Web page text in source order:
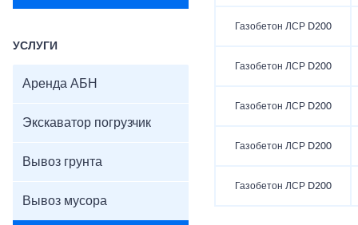
УСЛУГИ
Аренда АБН
Экскаватор погрузчик
Вывоз грунта
Вывоз мусора
Газобетон ЛСР D200
Газобетон ЛСР D200
Газобетон ЛСР D200
Газобетон ЛСР D200
Газобетон ЛСР D200